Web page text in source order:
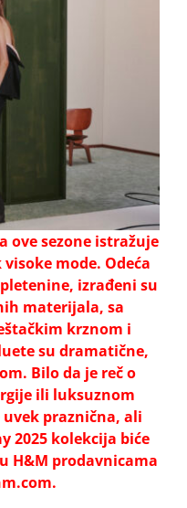
ove sezone istražuje
mode. Odeća
izrađeni su
materijala, sa
krznom i
su dramatične,
Bilo da je reč o
ili luksuznom
praznična, ali
2025 kolekcija biće
H&M prodavnicama